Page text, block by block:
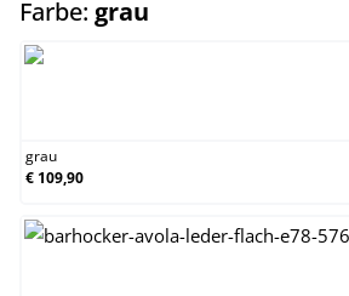
Farbe: grau
grau
€ 109,90